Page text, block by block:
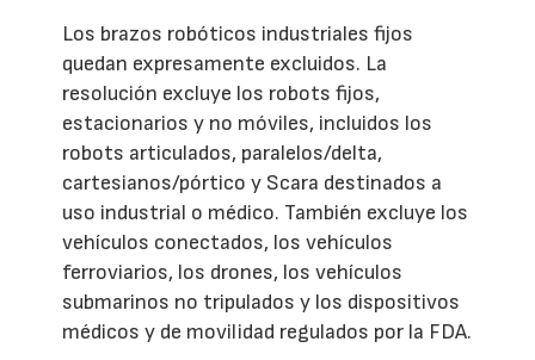
Los brazos robóticos industriales fijos
quedan expresamente excluidos. La
resolución excluye los robots fijos,
estacionarios y no móviles, incluidos los
robots articulados, paralelos/delta,
cartesianos/pórtico y Scara destinados a
uso industrial o médico. También excluye los
vehículos conectados, los vehículos
ferroviarios, los drones, los vehículos
submarinos no tripulados y los dispositivos
médicos y de movilidad regulados por la FDA.